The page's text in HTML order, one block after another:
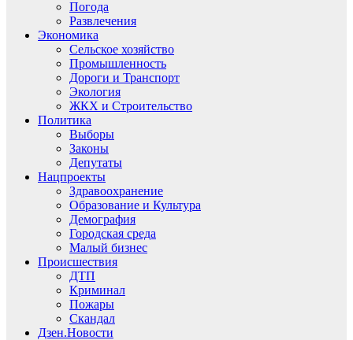
Погода
Развлечения
Экономика
Сельское хозяйство
Промышленность
Дороги и Транспорт
Экология
ЖКХ и Строительство
Политика
Выборы
Законы
Депутаты
Нацпроекты
Здравоохранение
Образование и Культура
Демография
Городская среда
Малый бизнес
Происшествия
ДТП
Криминал
Пожары
Скандал
Дзен.Новости